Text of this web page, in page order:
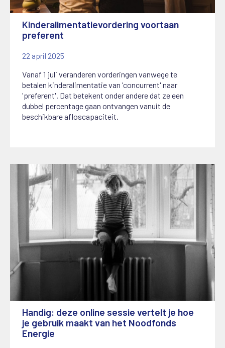
Kinderalimentatievordering voortaan
preferent
22 april 2025
Vanaf 1 juli veranderen vorderingen vanwege te
betalen kinderalimentatie van 'concurrent' naar
'preferent'. Dat betekent onder andere dat ze een
dubbel percentage gaan ontvangen vanuit de
beschikbare afloscapaciteit.
Handig: deze online sessie vertelt je hoe
je gebruik maakt van het Noodfonds
Energie